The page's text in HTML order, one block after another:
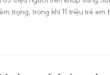
trọng, trong khi 11 triệu trẻ